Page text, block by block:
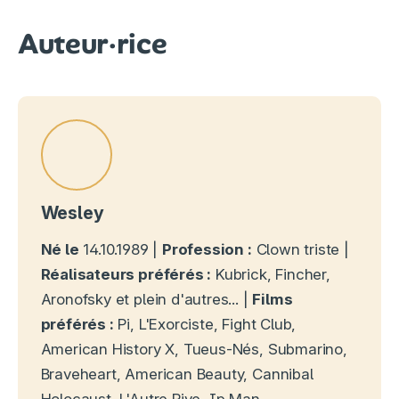
Auteur·rice
Wesley
Né le 14.10.1989 | Profession : Clown triste |
Réalisateurs préférés : Kubrick, Fincher,
Aronofsky et plein d'autres... | Films
préférés : Pi, L'Exorciste, Fight Club,
American History X, Tueus-Nés, Submarino,
Braveheart, American Beauty, Cannibal